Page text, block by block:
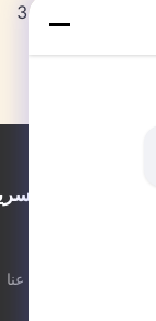
3
روابط
معلومات عنا